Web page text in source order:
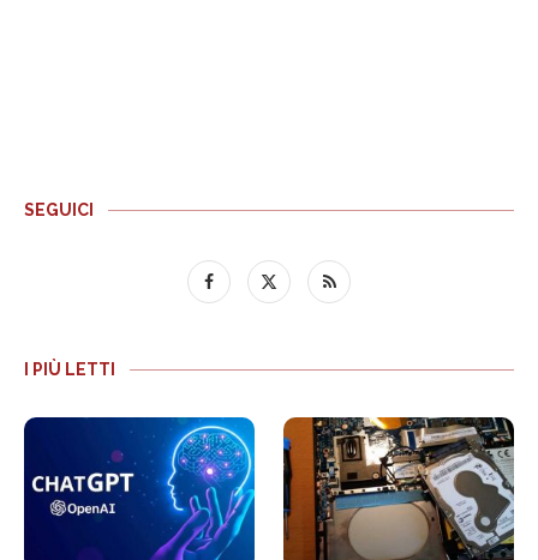
SEGUICI
I PIÙ LETTI